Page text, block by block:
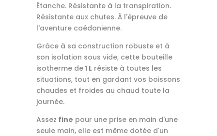
Étanche. Résistante à la transpiration.
Résistante aux chutes. À l'épreuve de
l'aventure caédonienne.
Grâce à sa construction robuste et à
son isolation sous vide, cette bouteille
isotherme de1 Lrésiste à toutes les
situations, tout en gardant vos boissons
chaudes et froides au chaud toute la
journée.
Assez fine pour une prise en main d'une
seule main, elle est même dotée d'un